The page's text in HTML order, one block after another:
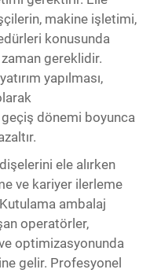
makine işletimi,
konusunda
gereklidir.
yapılması,
dönemi boyunca
ele alırken
ve kariyer ilerleme
Kutulama ambalaj
operatörler,
optimizasyonunda
gelir. Profesyonel